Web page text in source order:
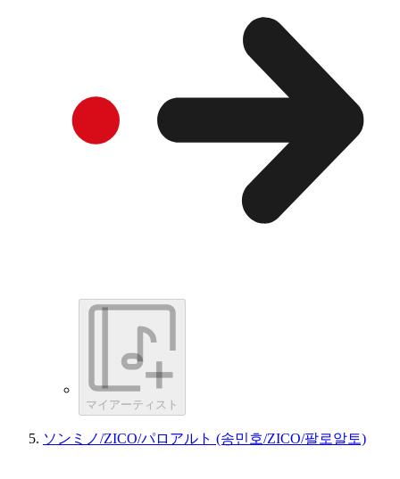
マイアーティスト
ソンミノ/ZICO/パロアルト (송민호/ZICO/팔로알토)